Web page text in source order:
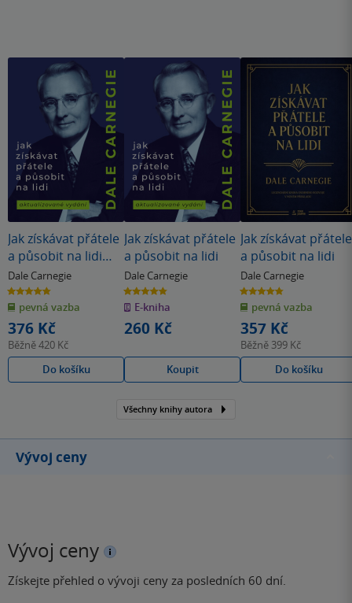
Jak získávat přátele
a působit na lidi
(nové vydání)
Dale Carnegie
4.8
z
5
hvězdiček
pevná vazba
376 Kč
Běžně420 Kč
Do košíku
Jak získávat přátele
a působit na lidi
Dale Carnegie
4.8
z
5
hvězdiček
E-kniha
260 Kč
Koupit
Jak získávat přátele
a působit na lidi
Dale Carnegie
4.8
z
5
hvězdiček
pevná vazba
357 Kč
Běžně 399 Kč
Do košíku
Všechny knihy autora
Vývoj ceny
Vývoj ceny
Získejte přehled o vývoji ceny za posledních 60 dní.